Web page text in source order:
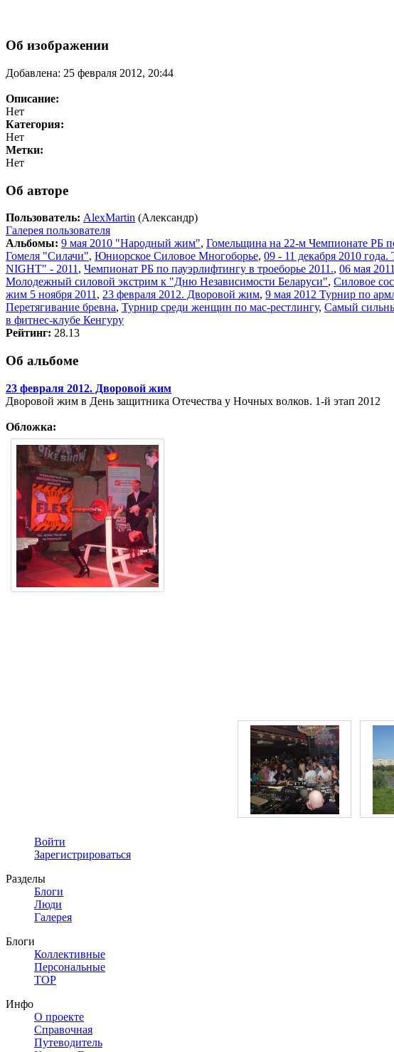
Об изображении
Добавлена: 25 февраля 2012, 20:44
Описание:
Нет
Категория:
Нет
Метки:
Нет
Об авторе
Пользователь: AlexMartin (Александр)
Галерея пользователя
Альбомы: 9 мая 2010 "Народный жим", Гомельщина на 22-м Чемпионате РБ
Гомеля "Силачи", Юниорское Силовое Многоборье, 09 - 11 декабря 2010
NIGHT" - 2011 , Чемпионат РБ по пауэрлифтингу в троеборье 2011., 06 мая
Молодежный силовой экстрим к "Дню Независимости Беларуси", Силовое
жим 5 ноября 2011 , 23 февраля 2012. Дворовой жим, 9 мая 2012 Турнир по
Перетягивание бревна, Турнир среди женщин по мас-рестлингу, Самый
в фитнес-клубе Кенгуру
Рейтинг: 28.13
Об альбоме
23 февраля 2012. Дворовой жим
Дворовой жим в День защитника Отечества у Ночных волков. 1-й этап 2012
Обложка:
Войти
Зарегистрироваться
Разделы
Блоги
Люди
Галерея
Блоги
Коллективные
Персональные
TOP
Инфо
О проекте
Справочная
Путеводитель